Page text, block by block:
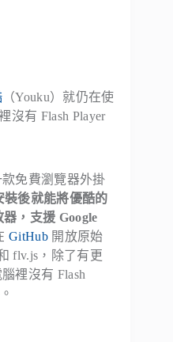
（Youku）就仍在使
沒有 Flash Player
免費瀏覽器外掛
裝後就能將優酷的
，支援 Google
GitHub開放原始
flv.js，除了有更
裡沒有 Flash